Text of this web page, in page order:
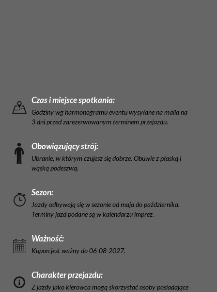
Czas i miejsce spotkania:
Godziny wg harmonogramu eventu wysyłane na maila na
3 dni przed zarezerwowanym terminem przejazdu.
Obowiązujący strój:
Ubranie, w którym czujesz się dobrze. Obuwie z płaską i
wąską podeszwą.
Sezon:
Jazdy odbywają się w sezonie od maja do października.
Terminy jazd podane są w kalendarzu imprez.
Ważność:
Kupon jest ważny do 06-08-2027.
Charakter przejazdu:
Z jazdy jako kierowca mogą skorzystać osoby posiadające